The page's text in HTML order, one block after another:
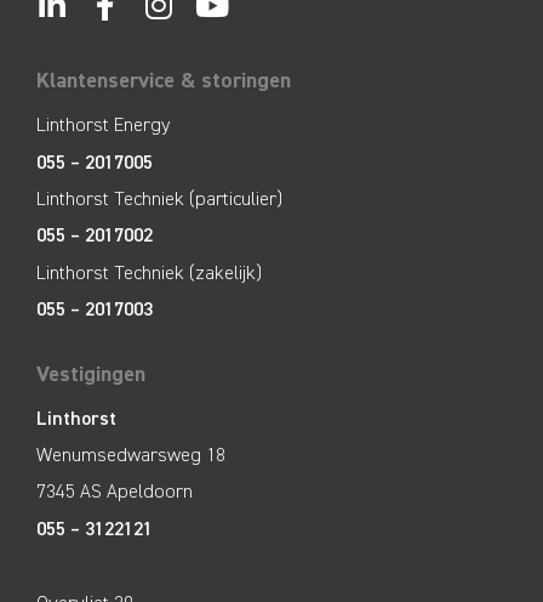
Klantenservice & storingen
Linthorst Energy
055 – 2017005
Linthorst Techniek (particulier)
055 – 2017002
Linthorst Techniek (zakelijk)
055 – 2017003
Vestigingen
Linthorst
Wenumsedwarsweg 18
7345 AS Apeldoorn
055 – 3122121